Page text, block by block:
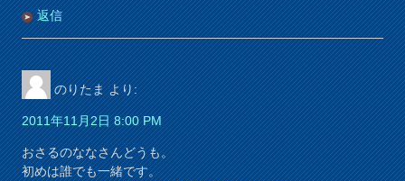
返信
のりたま より:
2011年11月2日 8:00 PM
おさるのななさんどうも。
初めは誰でも一緒です。